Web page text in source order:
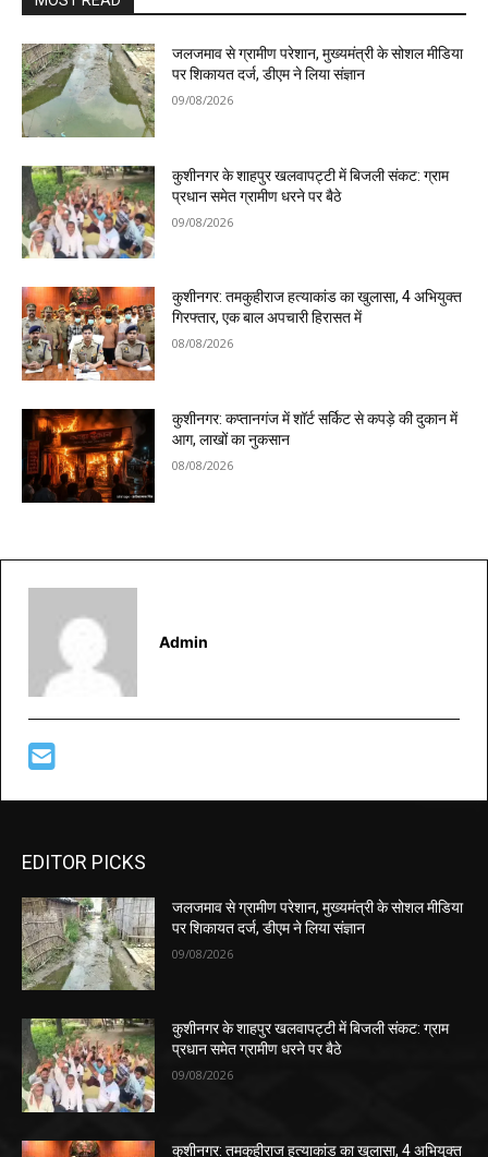
जलजमाव से ग्रामीण परेशान, मुख्यमंत्री के सोशल मीडिया
पर शिकायत दर्ज, डीएम ने लिया संज्ञान
09/08/2026
कुशीनगर के शाहपुर खलवापट्टी में बिजली संकट: ग्राम
प्रधान समेत ग्रामीण धरने पर बैठे
09/08/2026
कुशीनगर: तमकुहीराज हत्याकांड का खुलासा, 4 अभियुक्त
गिरफ्तार, एक बाल अपचारी हिरासत में
08/08/2026
कुशीनगर: कप्तानगंज में शॉर्ट सर्किट से कपड़े की दुकान में
आग, लाखों का नुकसान
08/08/2026
Admin
EDITOR PICKS
जलजमाव से ग्रामीण परेशान, मुख्यमंत्री के सोशल मीडिया
पर शिकायत दर्ज, डीएम ने लिया संज्ञान
09/08/2026
कुशीनगर के शाहपुर खलवापट्टी में बिजली संकट: ग्राम
प्रधान समेत ग्रामीण धरने पर बैठे
09/08/2026
कुशीनगर: तमकुहीराज हत्याकांड का खुलासा, 4 अभियुक्त